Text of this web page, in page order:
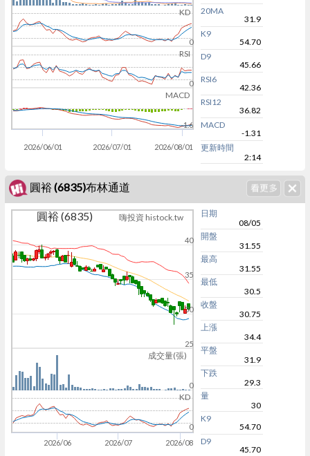
KD
RSI
MACD
2026/06/01 2026/07/01 2026/08/01
0
0
-1.6
20MA
31.9
K9
54.70
D9
45.66
RSI6
42.36
RSI12
36.82
MACD
-1.31
更新時間
2:14
圓裕 (6835)布林通道
成交量(張)
KD
圓裕 (6835) 嗨投資 histock.tw
2026/06 2026/07 2026/08
25
30
35
40
0
0
日期
08/05
開盤
31.55
最高
31.55
最低
30.5
收盤
30.75
上漲
34.4
平盤
31.9
下跌
29.3
量
30
K9
54.70
D9
45.70